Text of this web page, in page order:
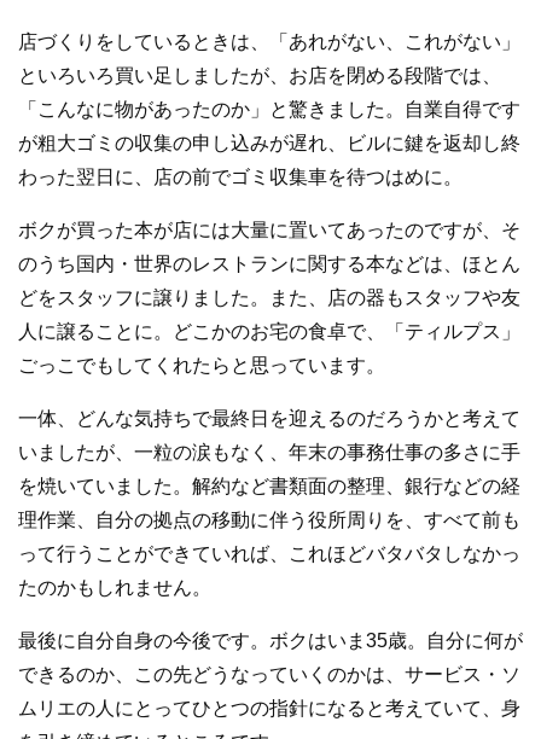
店づくりをしているときは、「あれがない、これがない」
といろいろ買い足しましたが、お店を閉める段階では、
「こんなに物があったのか」と驚きました。自業自得です
が粗大ゴミの収集の申し込みが遅れ、ビルに鍵を返却し終
わった翌日に、店の前でゴミ収集車を待つはめに。
ボクが買った本が店には大量に置いてあったのですが、そ
のうち国内・世界のレストランに関する本などは、ほとん
どをスタッフに譲りました。また、店の器もスタッフや友
人に譲ることに。どこかのお宅の食卓で、「ティルプス」
ごっこでもしてくれたらと思っています。
一体、どんな気持ちで最終日を迎えるのだろうかと考えて
いましたが、一粒の涙もなく、年末の事務仕事の多さに手
を焼いていました。解約など書類面の整理、銀行などの経
理作業、自分の拠点の移動に伴う役所周りを、すべて前も
って行うことができていれば、これほどバタバタしなかっ
たのかもしれません。
最後に自分自身の今後です。ボクはいま35歳。自分に何が
できるのか、この先どうなっていくのかは、サービス・ソ
ムリエの人にとってひとつの指針になると考えていて、身